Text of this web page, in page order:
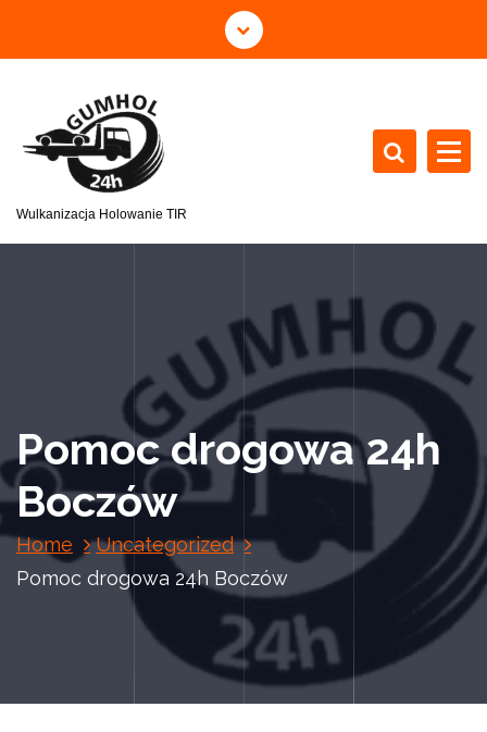
Wulkanizacja Holowanie TIR
Pomoc drogowa 24h
Boczów
Home
Uncategorized
Pomoc drogowa 24h Boczów